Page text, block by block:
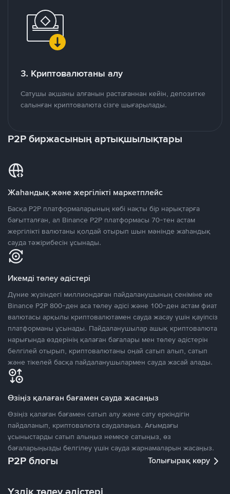
3. Криптовалютаны алу
Сатушы ақшаны алғанын растағаннан кейін, депозитке
салынған криптовалюта сізге шығарылады.
P2P биржасының артықшылықтары
Жаһандық және жергілікті маркетплейс
Басқа P2P платформаларының көбі нақты бір нарықтарға
бағытталған, ал Binance P2P платформасы 70-тен астам
жергілікті валютаны қолдай отырып шын мәнінде жаһандық
сауда тәжірибесін ұсынады.
Икемді төлеу әдістері
Дүние жүзіндегі миллиондаған пайдаланушының сеніміне ие
Binance P2P 800-ден аса төлеу әдісі және 100-ден астам фиат
валютасы арқылы криптовалютамен сауда жасау үшін қауіпсіз
платформаны ұсынады. Пайдаланушылар ашық криптовалюта
нарығында өздерінің қалаған бағалары мен төлеу әдістерін
белгілей отырып, криптовалютаны оңай сатып алып, сатып
және тікелей басқа пайдаланушылармен сауда жасай алады.
Өзіңіз қалаған бағамен сауда жасаңыз
Өзіңіз қалаған бағамен сатып алу және сату еркіндігін
пайдаланып, криптовалюта саудалаңыз. Ағымдағы
ұсыныстарды сатып алыңыз немесе сатыңыз, өз
бағаларыңызды белгілеу үшін сауда жарнамаларын жасаңыз.
P2P блогы Толығырақ көру